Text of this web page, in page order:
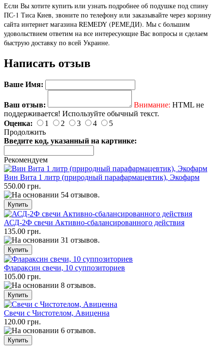
Если Вы хотите купить или узнать подробнее об подушке под спину
ПС-1 Тиса Киев, звоните по телефону или заказывайте через корзину
сайта интернет магазина REMEDY (РЕМЕДИ). Мы с большим
удовольствием ответим на все интересующие Вас вопросы и сделаем
быструю доставку по всей Украине.
Написать отзыв
Ваше Имя:
Ваш отзыв: Внимание: HTML не
поддерживается! Используйте обычный текст.
Оценка:
1 2 3 4
5
Продолжить
Введите код, указанный на картинке:
Рекомендуем
Вин Вита 1 литр (природный парафармацевтик), Экофарм
550.00 грн.
АСД-2Ф свечи Активно-сбалансированного действия
135.00 грн.
Флараксин свечи, 10 суппозиториев
105.00 грн.
Свечи с Чистотелом, Авиценна
120.00 грн.